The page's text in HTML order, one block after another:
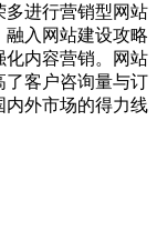
多进行营销型网站
入网站建设攻略
化内容营销。网站
了客户咨询量与订
内外市场的得力线